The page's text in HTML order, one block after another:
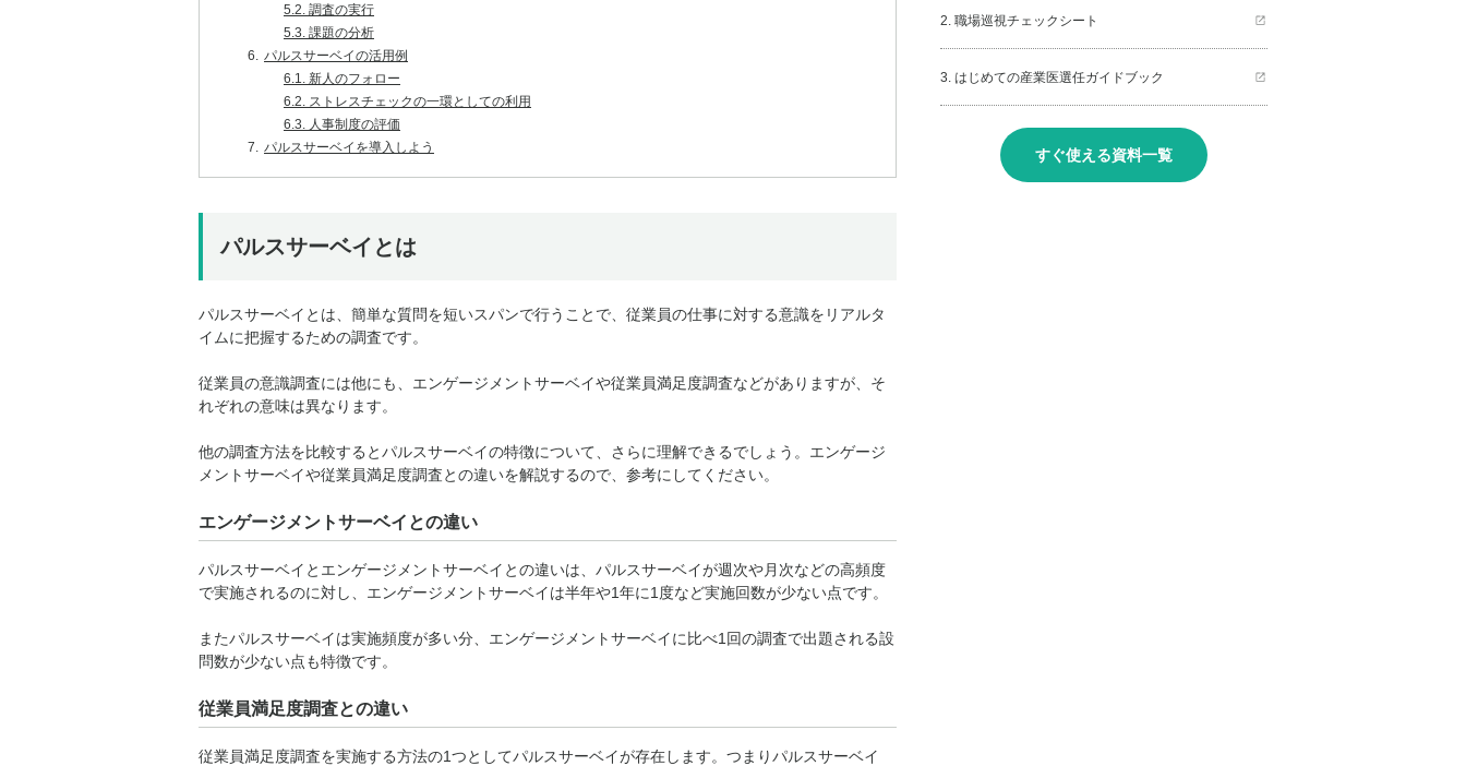
5.2. 調査の実行
5.3. 課題の分析
6. パルスサーベイの活用例
6.1. 新人のフォロー
6.2. ストレスチェックの一環としての利用
6.3. 人事制度の評価
7. パルスサーベイを導入しよう
パルスサーベイとは
パルスサーベイとは、簡単な質問を短いスパンで行うことで、従業員の仕事に対する意識をリアルタ
イムに把握するための調査です。
従業員の意識調査には他にも、エンゲージメントサーベイや従業員満足度調査などがありますが、そ
れぞれの意味は異なります。
他の調査方法を比較するとパルスサーベイの特徴について、さらに理解できるでしょう。エンゲージ
メントサーベイや従業員満足度調査との違いを解説するので、参考にしてください。
エンゲージメントサーベイとの違い
パルスサーベイとエンゲージメントサーベイとの違いは、パルスサーベイが週次や月次などの高頻度
で実施されるのに対し、エンゲージメントサーベイは半年や1年に1度など実施回数が少ない点です。
またパルスサーベイは実施頻度が多い分、エンゲージメントサーベイに比べ1回の調査で出題される設
問数が少ない点も特徴です。
従業員満足度調査との違い
従業員満足度調査を実施する方法の1つとしてパルスサーベイが存在します。つまりパルスサーベイ
2. 職場巡視チェックシート
3. はじめての産業医選任ガイドブック
すぐ使える資料一覧